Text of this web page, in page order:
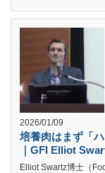
2026/01/09
培養肉はまず「
｜GFI Elliot
Elliot Swartz博士（